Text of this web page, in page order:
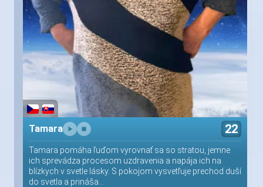
Tamara 22
Tamara pomáha ľuďom vyrovnať sa so stratou, jemne
ich sprevádza procesom uzdravenia a napája ich na
blízkych v svetle lásky. S pokojom vysvetľuje prechod duší
do svetla a prináša...